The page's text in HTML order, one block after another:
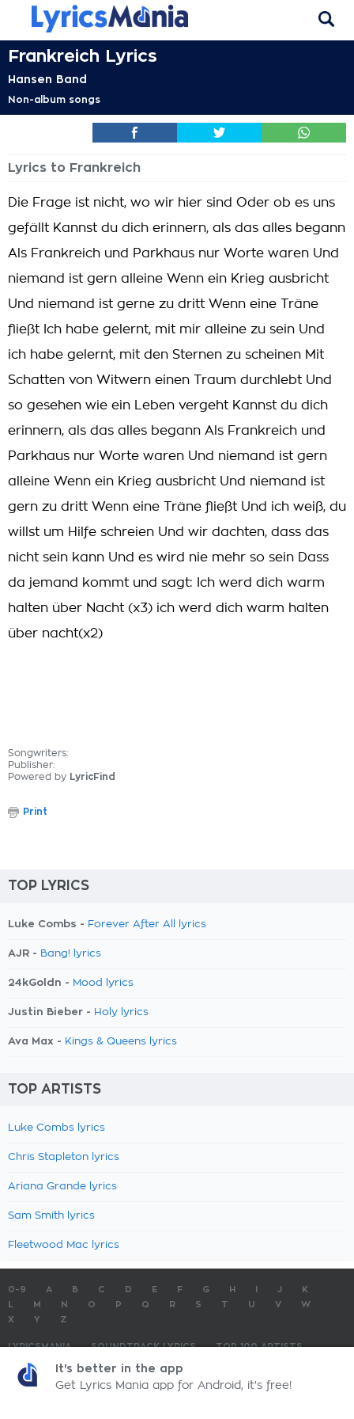
Frankreich Lyrics
Hansen Band
Non-album songs
Lyrics to Frankreich
Die Frage ist nicht, wo wir hier sind Oder ob es uns
gefällt Kannst du dich erinnern, als das alles begann
Als Frankreich und Parkhaus nur Worte waren Und
niemand ist gern alleine Wenn ein Krieg ausbricht
Und niemand ist gerne zu dritt Wenn eine Träne
fließt Ich habe gelernt, mit mir alleine zu sein Und
ich habe gelernt, mit den Sternen zu scheinen Mit
Schatten von Witwern einen Traum durchlebt Und
so gesehen wie ein Leben vergeht Kannst du dich
erinnern, als das alles begann Als Frankreich und
Parkhaus nur Worte waren Und niemand ist gern
alleine Wenn ein Krieg ausbricht Und niemand ist
gern zu dritt Wenn eine Träne fließt Und ich weiß, du
willst um Hilfe schreien Und wir dachten, dass das
nicht sein kann Und es wird nie mehr so sein Dass
da jemand kommt und sagt: Ich werd dich warm
halten über Nacht (x3) ich werd dich warm halten
über nacht(x2)
Songwriters:
Publisher:
Powered by LyricFind
Print
TOP LYRICS
Luke Combs - Forever After All lyrics
AJR - Bang! lyrics
24kGoldn - Mood lyrics
Justin Bieber - Holy lyrics
Ava Max - Kings & Queens lyrics
TOP ARTISTS
Luke Combs lyrics
Chris Stapleton lyrics
Ariana Grande lyrics
Sam Smith lyrics
Fleetwood Mac lyrics
0-9 A B C D E F G H J
K
M N O P Q R S T U V
W
X
Y Z
LYRICSMANIA SOUNDTRACK LYRICS
TOP 100 ARTISTS
TOP 100 LYRICS
LyricsMania.com - Copyright © 2026 - All Rights ReservedPrivacy Policy
It's better in the app
Get Lyrics Mania app for Android, it's free!